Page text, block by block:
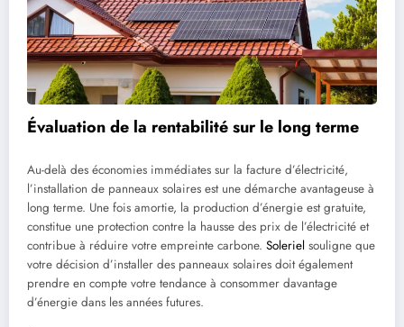
Évaluation de la rentabilité sur le long terme
Au-delà des économies immédiates sur la facture d’électricité,
l’installation de panneaux solaires est une démarche avantageuse à
long terme. Une fois amortie, la production d’énergie est gratuite,
constitue une protection contre la hausse des prix de l’électricité et
contribue à réduire votre empreinte carbone. Soleriel souligne que
votre décision d’installer des panneaux solaires doit également
prendre en compte votre tendance à consommer davantage
d’énergie dans les années futures.